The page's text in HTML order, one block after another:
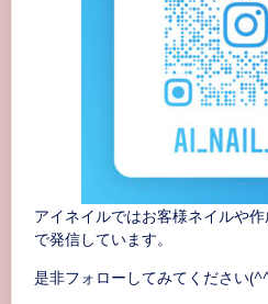
アイネイルではお客様ネイルや
で発信しています。
是非フォローしてみてください